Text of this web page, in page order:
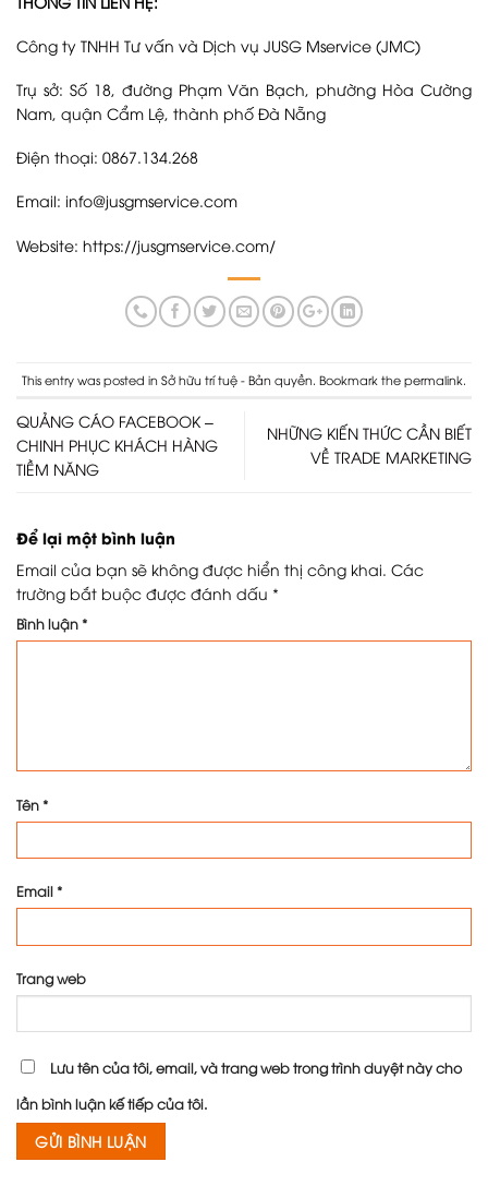
Công ty TNHH Tư vấn và Dịch vụ JUSG Mservice (JMC)
Trụ sở: Số 18, đường Phạm Văn Bạch, phường Hòa Cường
Nam, quận Cẩm Lệ, thành phố Đà Nẵng
Điện thoại: 0867.134.268
Email: info@jusgmservice.com
Website: https://jusgmservice.com/
This entry was posted in Sở hữu trí tuệ - Bản quyền . Bookmark the permalink
QUẢNG CÁO FACEBOOK –
CHINH PHỤC KHÁCH HÀNG
TIỀM NĂNG
NHỮNG KIẾN THỨC CẦN BIẾT
VỀ TRADE MARKETING
Để lại một bình luận
Email của bạn sẽ không được hiển thị công khai. Các
trường bắt buộc được đánh dấu *
Bình luận *
Tên *
Email *
Trang web
Lưu tên của tôi, email, và trang web trong trình duyệt này cho
lần bình luận kế tiếp của tôi.